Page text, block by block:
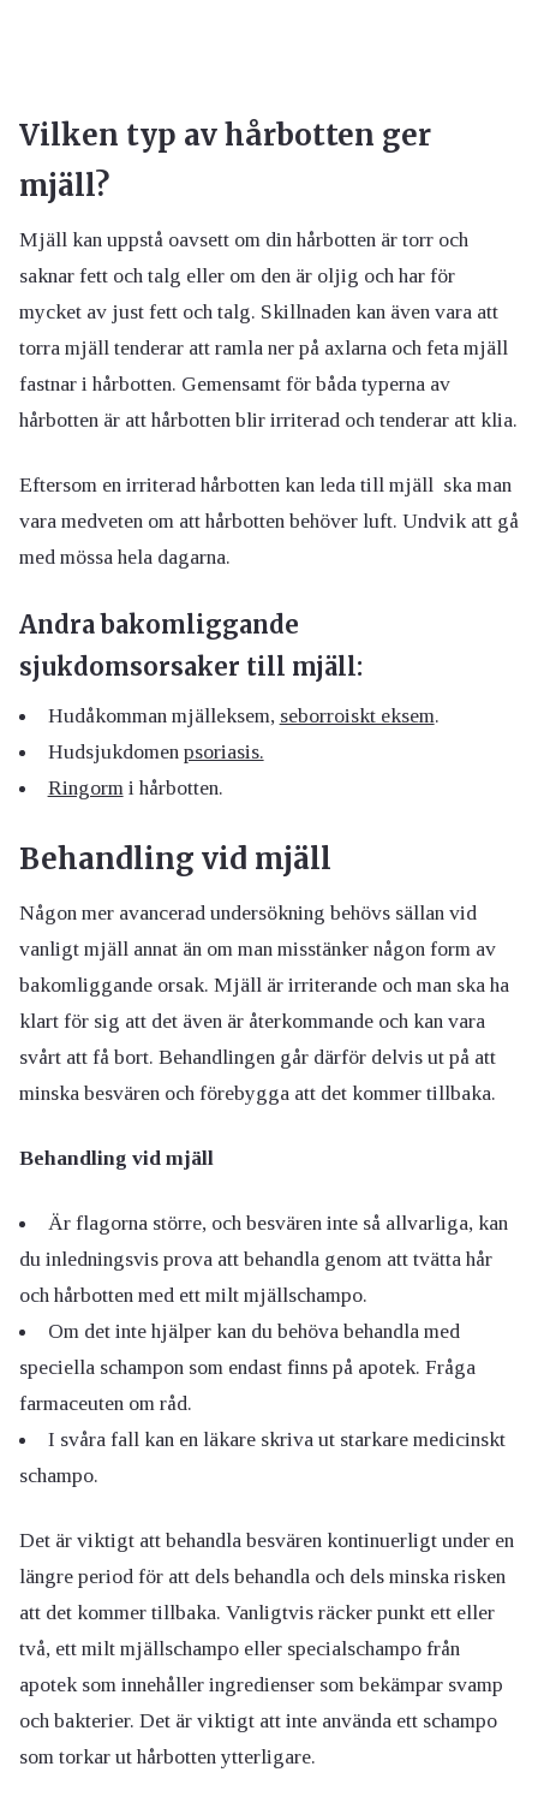
Vilken typ av hårbotten ger
mjäll?
Mjäll kan uppstå oavsett om din hårbotten är torr och
saknar fett och talg eller om den är oljig och har för
mycket av just fett och talg. Skillnaden kan även vara att
torra mjäll tenderar att ramla ner på axlarna och feta mjäll
fastnar i hårbotten. Gemensamt för båda typerna av
hårbotten är att hårbotten blir irriterad och tenderar att klia.
Eftersom en irriterad hårbotten kan leda till mjäll ska man
vara medveten om att hårbotten behöver luft. Undvik att gå
med mössa hela dagarna.
Andra bakomliggande
sjukdomsorsaker till mjäll:
Hudåkomman mjälleksem, seborroiskt eksem.
Hudsjukdomen psoriasis.
Ringormi hårbotten.
Behandling vid mjäll
Någon mer avancerad undersökning behövs sällan vid
vanligt mjäll annat än om man misstänker någon form av
bakomliggande orsak. Mjäll är irriterande och man ska ha
klart för sig att det även är återkommande och kan vara
svårt att få bort. Behandlingen går därför delvis ut på att
minska besvären och förebygga att det kommer tillbaka.
Behandling vid mjäll
Är flagorna större, och besvären inte så allvarliga, kan
du inledningsvis prova att behandla genom att tvätta hår
och hårbotten med ett milt mjällschampo.
Om det inte hjälper kan du behöva behandla med
speciella schampon som endast finns på apotek. Fråga
farmaceuten om råd.
I svåra fall kan en läkare skriva ut starkare medicinskt
schampo.
Det är viktigt att behandla besvären kontinuerligt under en
längre period för att dels behandla och dels minska risken
att det kommer tillbaka. Vanligtvis räcker punkt ett eller
två, ett milt mjällschampo eller specialschampo från
apotek som innehåller ingredienser som bekämpar svamp
och bakterier. Det är viktigt att inte använda ett schampo
som torkar ut hårbotten ytterligare.